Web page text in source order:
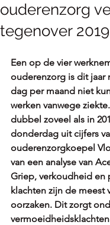
ouderenzorg
tegenover
Een op de vier
ouderenzorg is dit jaar
dag per maand niet
werken vanwege
dubbel zoveel als in
donderdag uit cijfers
ouderenzorgkoepel
van een analyse van
Griep, verkoudheid en
klachten zijn de meest
oorzaken. Dit zorgt